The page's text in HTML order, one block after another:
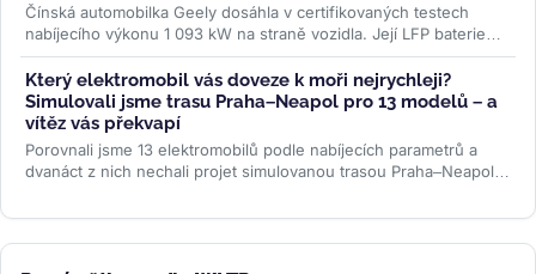
Čínská automobilka Geely dosáhla v certifikovaných testech
nabíjecího výkonu 1 093 kW na straně vozidla. Její LFP baterie
Aegis Gold Brick...>>
Který elektromobil vás doveze k moři nejrychleji?
Simulovali jsme trasu Praha–Neapol pro 13 modelů – a
vítěz vás překvapí
Porovnali jsme 13 elektromobilů podle nabíjecích parametrů a
dvanáct z nich nechali projet simulovanou trasou Praha–Neapol v